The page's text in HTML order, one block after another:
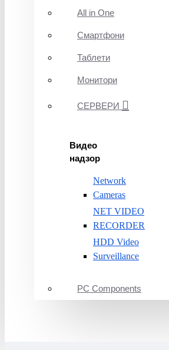
All in One
Смартфони
Таблети
Монитори
СЕРВЕРИ
Видео
надзор
Network
Cameras
NET VIDEO
RECORDER
HDD Video
Surveillance
PC Components